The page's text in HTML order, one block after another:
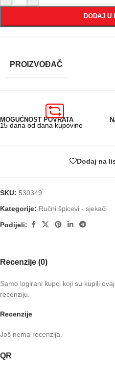
DODAJ U
PROIZVOĐAČ
MOGUĆNOST POVRATA
15 dana od dana kupovine
Dodaj na
SKU: 530349
Kategorije: Ručni špicevi - sjekači
Podijeli:
Recenzije (0)
Recenzije
Još nema recenzija.
Samo logirani kupci koji su kupili
recenziju.
QR